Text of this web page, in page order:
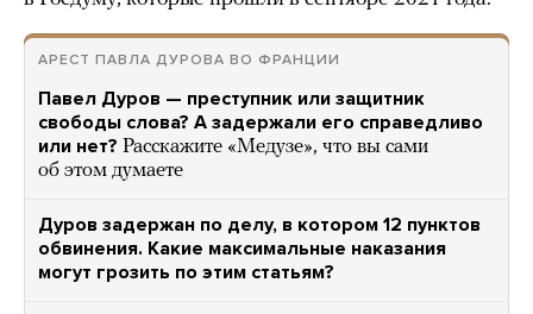
АРЕСТ ПАВЛА ДУРОВА ВО ФРАНЦИИ
Павел Дуров — преступник или защитник
свободы слова? А задержали его справедливо
или нет? Расскажите «Медузе», что вы сами
об этом думаете
Дуров задержан по делу, в котором 12 пунктов
обвинения. Какие максимальные наказания
могут грозить по этим статьям?